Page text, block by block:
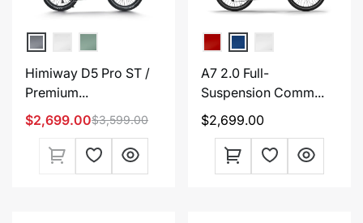
Himiway D5 Pro ST /
Premium...
Prix
$2,699.00
Prix
habituel
$3,599.00
A7 2.0 Full-
Suspension Comm...
Prix
habituel
$2,699.00